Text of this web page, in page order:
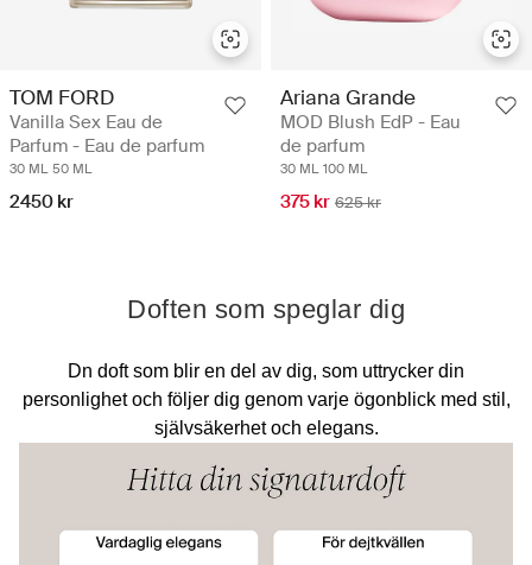
TOM FORD
Vanilla Sex Eau de
Parfum - Eau de parfum
30 ML 50 ML
2450 kr
Ariana Grande
MOD Blush EdP - Eau
de parfum
30 ML 100 ML
375 kr 625 kr
Doften som speglar dig
Dn doft som blir en del av dig, som uttrycker din
personlighet och följer dig genom varje ögonblick med stil,
självsäkerhet och elegans.